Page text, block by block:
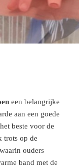
een belangrijke
aan een goede
beste voor de
trots op de
ouders
band met de